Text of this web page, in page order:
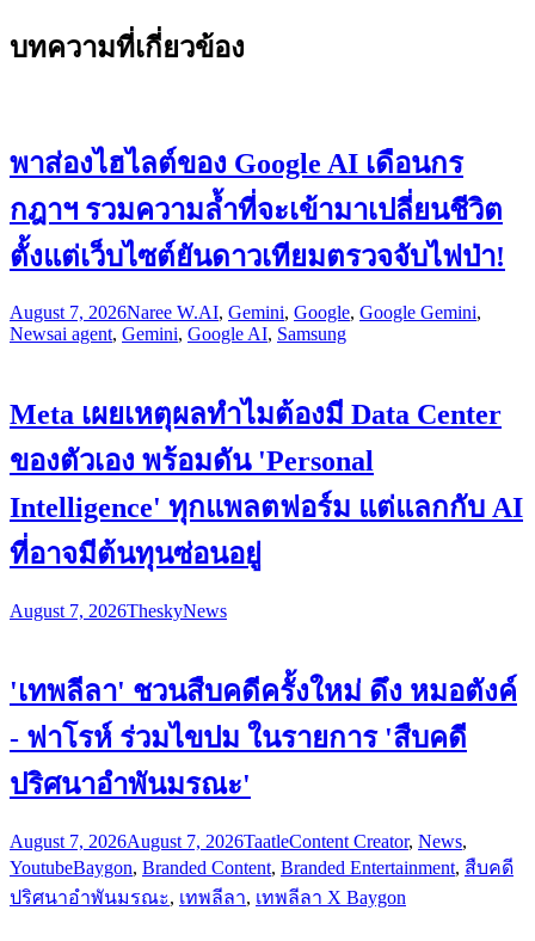
บทความที่เกี่ยวข้อง
พาส่องไฮไลต์ของ Google AI เดือนกร
กฎาฯ รวมความล้ำที่จะเข้ามาเปลี่ยนชีวิต
ตั้งแต่เว็บไซต์ยันดาวเทียมตรวจจับไฟป่า!
August 7, 2026Naree W.AI, Gemini, Google, Google Gemini,
Newsai agent, Gemini, Google AI, Samsung
Meta เผยเหตุผลทำไมต้องมี Data Center
ของตัวเอง พร้อมดัน 'Personal
Intelligence' ทุกแพลตฟอร์ม แต่แลกกับ AI
ที่อาจมีต้นทุนซ่อนอยู่
August 7, 2026TheskyNews
'เทพลีลา' ชวนสืบคดีครั้งใหม่ ดึง หมอตังค์
- ฟาโรห์ ร่วมไขปม ในรายการ 'สืบคดี
ปริศนาอำพันมรณะ'
August 7, 2026August 7, 2026TaatleContent Creator, News,
YoutubeBaygon, Branded Content, Branded Entertainment, สืบคดี
ปริศนาอำพันมรณะ, เทพลีลา, เทพลีลา X Baygon